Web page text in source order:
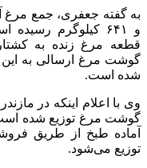
قطعه مرغ زنده به
شده است.
گوشت مرغ توزیع شده
آماده طبخ از طریق
توزیع می‌شود.